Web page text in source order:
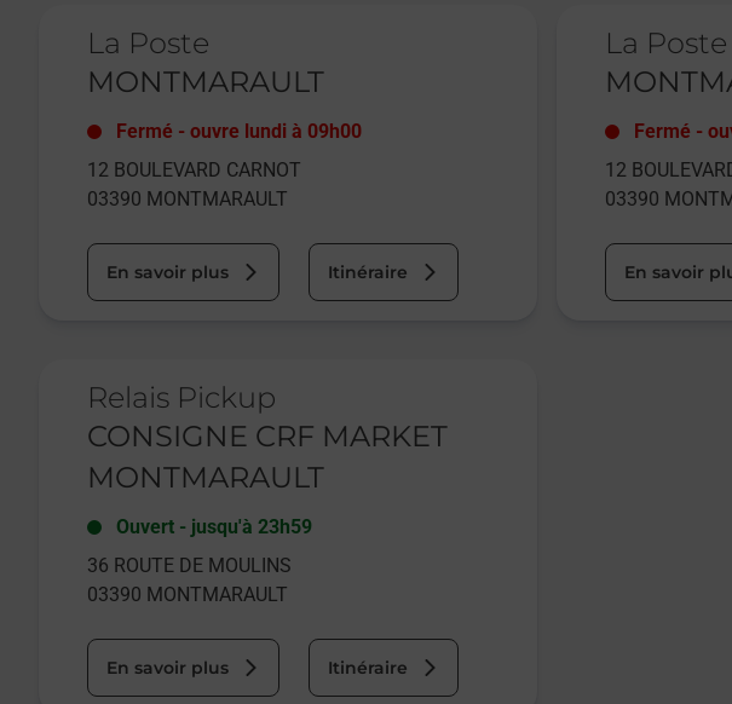
La Poste
MONTMARAULT
Fermé - ouvre lundi à 09h00
12 BOULEVARD CARNOT
03390 MONTMARAULT
En savoir plus Itinéraire
La
Fermé -
12
03390
En savoir
Relais Pickup
CONSIGNE CRF MARKET
MONTMARAULT
Ouvert - jusqu'à 23h59
36 ROUTE DE MOULINS
03390 MONTMARAULT
En savoir plus Itinéraire